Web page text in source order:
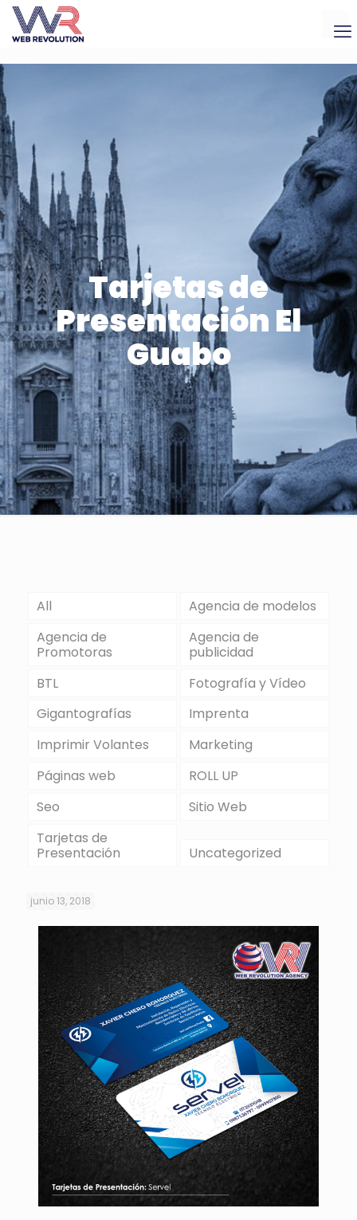
Tarjetas de
Presentación El
Guabo
All
Agencia de modelos
Agencia de
Promotoras
Agencia de
publicidad
BTL
Fotografía y Vídeo
Gigantografías
Imprenta
Imprimir Volantes
Marketing
Páginas web
ROLL UP
Seo
Sitio Web
Tarjetas de
Presentación
Uncategorized
junio 13, 2018